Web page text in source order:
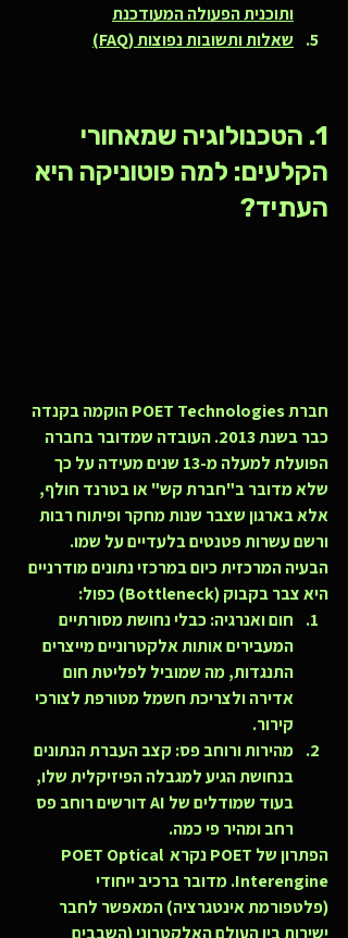
ותוכנית הפעולה המעודכנת
שאלות ותשובות נפוצות (FAQ)
1. הטכנולוגיה שמאחורי
הקלעים: למה פוטוניקה היא
העתיד?
חברת POET Technologies הוקמה בקנדה
כבר בשנת 2013. העובדה שמדובר בחברה
הפועלת למעלה מ-13 שנים מעידה על כך
שלא מדובר ב"חברת קש" או בטרנד חולף,
אלא בארגון שצבר שנות מחקר ופיתוח רבות
ורשם עשרות פטנטים בלעדיים על שמו.
הבעיה המרכזית כיום במרכזי נתונים מודרניים
היא צבר בקבוק (Bottleneck)
כפול:
חום ואנרגיה: כבלי נחושת מסורתיים
המעבירים אותות אלקטרוניים מייצרים
התנגדות, מה שמוביל לפליטת חום
אדירה ולצריכת חשמל מטורפת לצורכי
קירור.
מהירות ורוחב פס: קצב העברת הנתונים
בנחושת הגיע למגבלה הפיזיקלית שלו,
בעוד שמודלים של AI דורשים רוחב פס
רחב ומהיר פי כמה.
הפתרון של POET נקרא
POET Optical
Interengine. מדובר ברכיב ייחודי
(פלטפורמת אינטגרציה) המאפשר לחבר
ישירות בין העולם האלקטרוני (השבבים